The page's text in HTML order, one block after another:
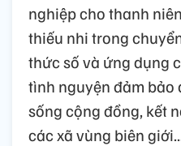
nghiệp cho thanh
thiếu nhi trong
thức số và ứng dụng
tình nguyện đảm bảo
sống cộng đồng, kết
các xã vùng biên